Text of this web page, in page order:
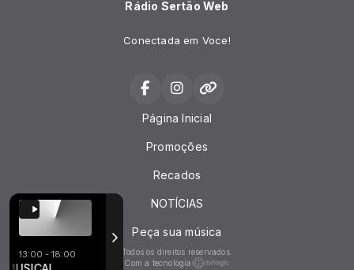
13:00 - 18:00
Rádio Sertão Web
Conectada em Voce!
Página Inicial
Promoções
Recados
NOTÍCIAS
Peça sua música
Todos os direitos reservados.
Com a tecnologia